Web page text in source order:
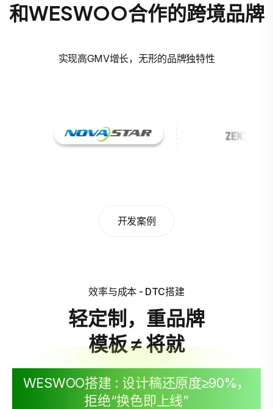
和WESWOO合作的跨境品牌
实现高GMV增长，无形的品牌独特性
开发案例
效率与成本 - DTC搭建
轻定制，重品牌
模板 ≠ 将就
WESWOO搭建 : 设计稿还原度≥90%，
拒绝“换色即上线”